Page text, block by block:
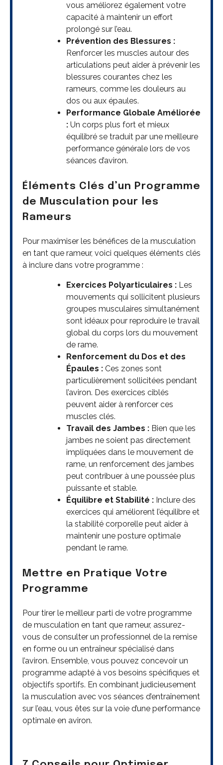
vous améliorez également votre
capacité à maintenir un effort
prolongé sur l’eau.
Prévention des Blessures :
Renforcer les muscles autour des
articulations peut aider à prévenir les
blessures courantes chez les
rameurs, comme les douleurs au
dos ou aux épaules.
Performance Globale Améliorée
: Un corps plus fort et mieux
équilibré se traduit par une meilleure
performance générale lors de vos
séances d’aviron.
Éléments Clés d’un Programme
de Musculation pour les
Rameurs
Pour maximiser les bénéfices de la musculation
en tant que rameur, voici quelques éléments clés
à inclure dans votre programme :
Exercices Polyarticulaires : Les
mouvements qui sollicitent plusieurs
groupes musculaires simultanément
sont idéaux pour reproduire le travail
global du corps lors du mouvement
de rame.
Renforcement du Dos et des
Épaules : Ces zones sont
particulièrement sollicitées pendant
l’aviron. Des exercices ciblés
peuvent aider à renforcer ces
muscles clés.
Travail des Jambes : Bien que les
jambes ne soient pas directement
impliquées dans le mouvement de
rame, un renforcement des jambes
peut contribuer à une poussée plus
puissante et stable.
Équilibre et Stabilité : Inclure des
exercices qui améliorent l’équilibre et
la stabilité corporelle peut aider à
maintenir une posture optimale
pendant le rame.
Mettre en Pratique Votre
Programme
Pour tirer le meilleur parti de votre programme
de musculation en tant que rameur, assurez-
vous de consulter un professionnel de la remise
en forme ou un entraîneur spécialisé dans
l’aviron. Ensemble, vous pouvez concevoir un
programme adapté à vos besoins spécifiques et
objectifs sportifs. En combinant judicieusement
la musculation avec vos séances d’entraînement
sur l’eau, vous êtes sur la voie d’une performance
optimale en aviron.